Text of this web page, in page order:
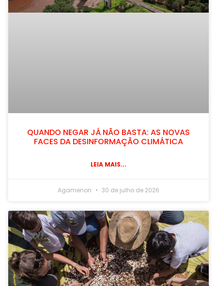
QUANDO NEGAR JÁ NÃO BASTA: AS NOVAS
FACES DA DESINFORMAÇÃO CLIMÁTICA
LEIA MAIS...
Agamenon 30 de julho de 2026